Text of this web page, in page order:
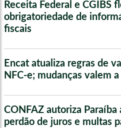
Receita Federal e CGIBS
obrigatoriedade de
fiscais
Encat atualiza regras de
NFC-e; mudanças valem
CONFAZ autoriza
perdão de juros e multas